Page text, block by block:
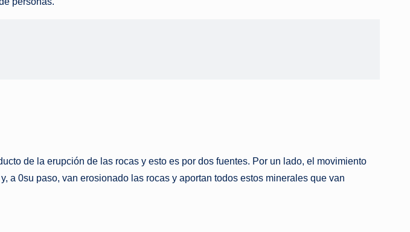
de la erupción de las rocas y esto es por dos fuentes. Por un lado, el movimiento
a 0su paso, van erosionado las rocas y aportan todos estos minerales que van